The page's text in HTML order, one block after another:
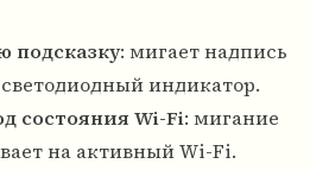
подсказку: мигает надпись
индикатор.
состояния Wi-Fi: мигание
на активный Wi-Fi.